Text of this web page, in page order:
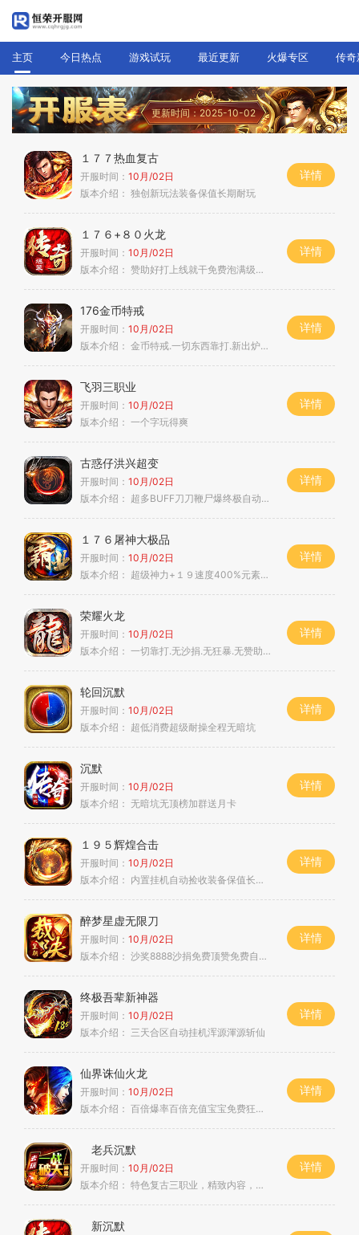
主页 今日热点 游戏试玩 最近更新 火爆专区 传奇
更新时间：2025-10-02
１７７热血复古
开服时间： 10月/02日
版本介绍： 独创新玩法装备保值长期耐玩
详情
１７６+８０火龙
开服时间： 10月/02日
版本介绍： 赞助好打上线就干免费泡满级独家
详情
176金币特戒
开服时间： 10月/02日
版本介绍： 金币特戒.一切东西靠打.新出炉长久服
详情
飞羽三职业
开服时间： 10月/02日
版本介绍： 一个字玩得爽
详情
古惑仔洪兴超变
开服时间： 10月/02日
版本介绍： 超多BUFF刀刀鞭尸爆终极自动捡物
详情
１７６屠神大极品
开服时间： 10月/02日
版本介绍： 超级神力+１９速度400%元素暴击+６６
详情
荣耀火龙
开服时间： 10月/02日
版本介绍： 一切靠打.无沙捐.无狂暴.无赞助.长期服
详情
轮回沉默
开服时间： 10月/02日
版本介绍： 超低消费超级耐操全程无暗坑
详情
沉默
开服时间： 10月/02日
版本介绍： 无暗坑无顶榜加群送月卡
详情
１９５辉煌合击
开服时间： 10月/02日
版本介绍： 内置挂机自动捡收装备保值长期耐玩
详情
醉梦星虚无限刀
开服时间： 10月/02日
版本介绍： 沙奖8888沙捐免费顶赞免费自动挂机
详情
终极吾辈新神器
开服时间： 10月/02日
版本介绍： 三天合区自动挂机浑源渾源斩仙
详情
仙界诛仙火龙
开服时间： 10月/02日
版本介绍： 百倍爆率百倍充值宝宝免费狂暴免费
详情
老兵沉默
开服时间： 10月/02日
版本介绍： 特色复古三职业，精致内容，长久稳定
详情
新沉默